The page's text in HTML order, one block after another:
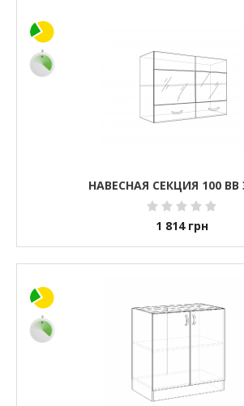
НАВЕСНАЯ СЕКЦИЯ 100
1 814 грн